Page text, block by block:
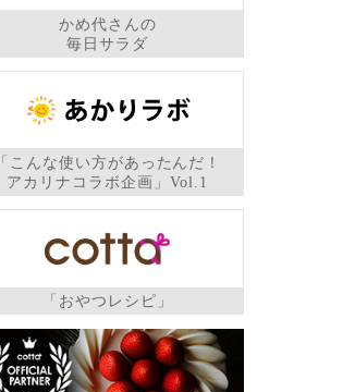
かめ代さんの
毎日サラダ
「こんな使い方があったんだ！
アカリナコラボ企画」Vol.1
「おやつレシピ」